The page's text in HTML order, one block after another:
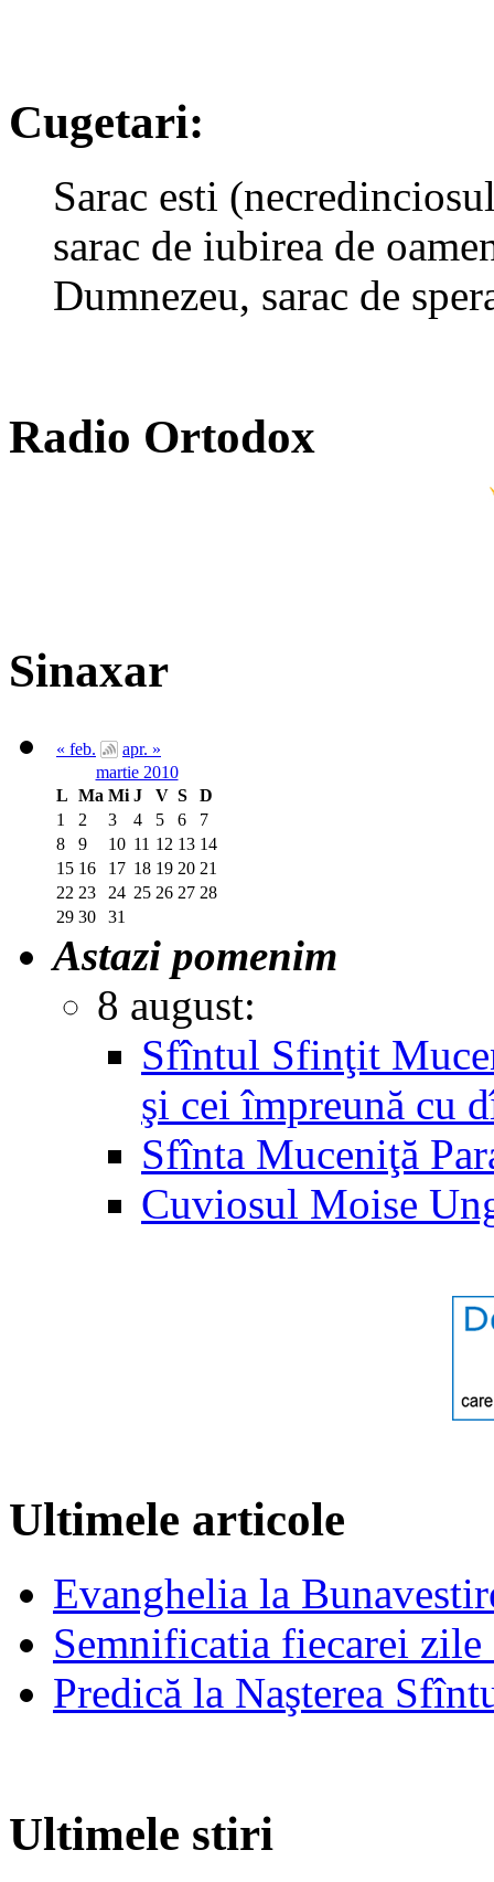
Cugetari:
Sarac esti
sarac de iubirea de
Dumnezeu, sarac de
Radio Ortodox
Sinaxar
« feb.
apr. »
martie 2010
L Ma Mi J V S
D
1
2 3 4 5 6
7
8
9 10 11 12 13 14
15 16 17 18 19 20 21
22 23 24 25 26 27 28
29 30 31
Astazi pomenim
8 august:
Sfîntul Sfinţit
şi cei împreună cu
Sfînta Muceniţă
Cuviosul Moise
Ultimele articole
Evanghelia la
Semnificatia fiecarei
Predică la Naşterea
Ultimele stiri